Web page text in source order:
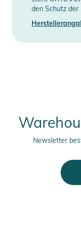
den Schutz der
Newsletter